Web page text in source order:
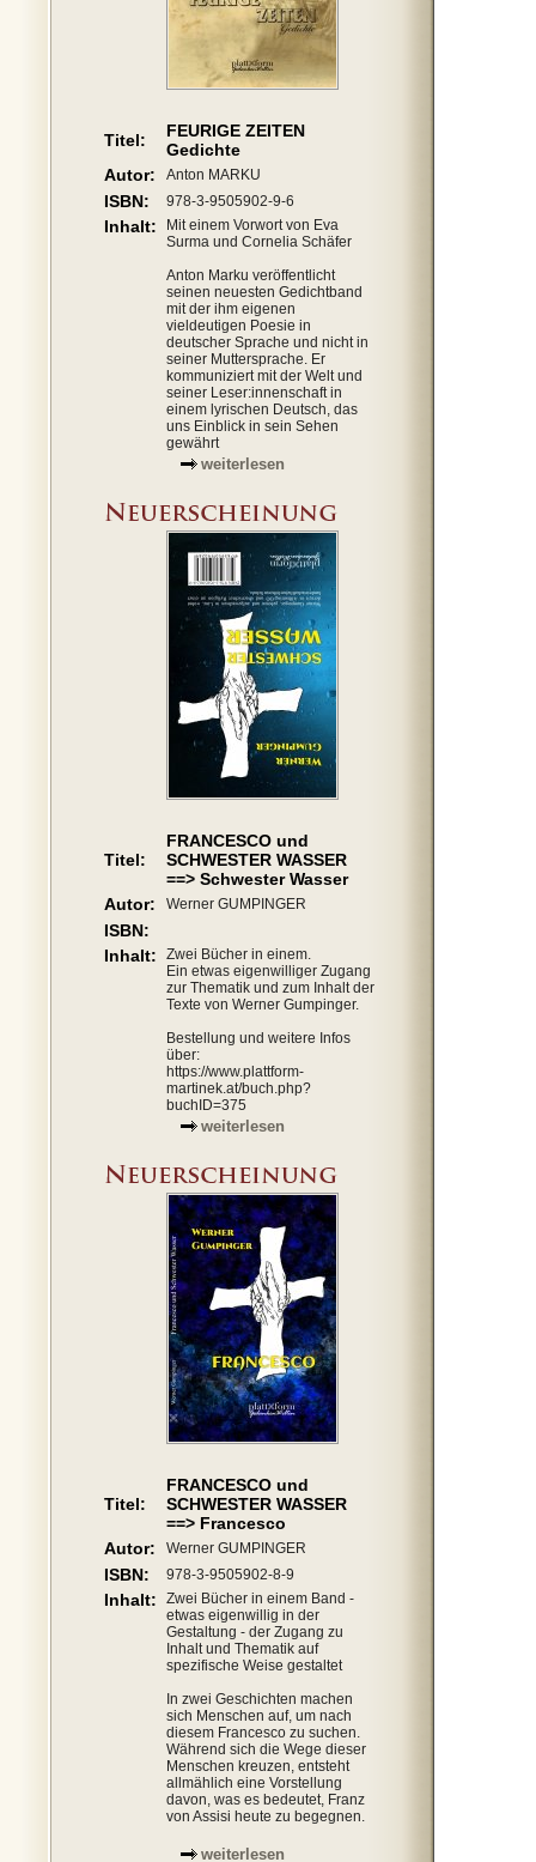
Titel:
FEURIGE ZEITEN
Gedichte
Autor:
Anton MARKU
ISBN: 978-3-9505902-9-6
Inhalt:
Mit einem Vorwort von Eva
Surma und Cornelia Schäfer
Anton Marku veröffentlicht
seinen neuesten Gedichtband
mit der ihm eigenen
vieldeutigen Poesie in
deutscher Sprache und nicht in
seiner Muttersprache. Er
kommuniziert mit der Welt und
seiner Leser:innenschaft in
einem lyrischen Deutsch, das
uns Einblick in sein Sehen
gewährt
weiterlesen
Titel:
FRANCESCO und
SCHWESTER WASSER
==> Schwester Wasser
Autor:
Werner GUMPINGER
ISBN:
Inhalt:
Zwei Bücher in einem.
Ein etwas eigenwilliger Zugang
zur Thematik und zum Inhalt der
Texte von Werner Gumpinger.
Bestellung und weitere Infos
über:
https://www.plattform-
martinek.at/buch.php?
buchID=375
weiterlesen
Titel:
FRANCESCO und
SCHWESTER WASSER
==> Francesco
Autor:
Werner GUMPINGER
ISBN: 978-3-9505902-8-9
Inhalt:
Zwei Bücher in einem Band -
etwas eigenwillig in der
Gestaltung - der Zugang zu
Inhalt und Thematik auf
spezifische Weise gestaltet
In zwei Geschichten machen
sich Menschen auf, um nach
diesem Francesco zu suchen.
Während sich die Wege dieser
Menschen kreuzen, entsteht
allmählich eine Vorstellung
davon, was es bedeutet, Franz
von Assisi heute zu begegnen.
weiterlesen